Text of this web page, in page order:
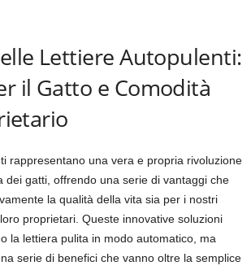
Lettiere Autopulenti:
il Gatto e Comodità
rappresentano una vera e propria rivoluzione
dei gatti, offrendo una serie di vantaggi che
la qualità della vita sia per i nostri
proprietari. Queste innovative soluzioni
la lettiera pulita in modo automatico, ma
serie di benefici che vanno oltre la semplice